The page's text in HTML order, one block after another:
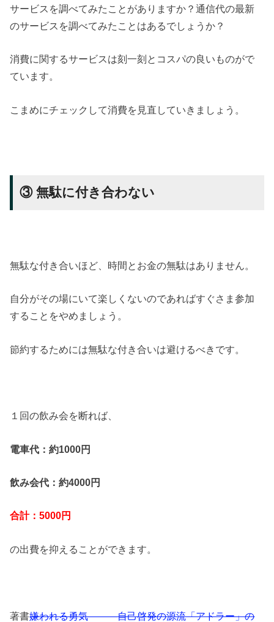
サービスを調べてみたことがありますか？通信代の最新
のサービスを調べてみたことはあるでしょうか？
消費に関するサービスは刻一刻とコスパの良いものがで
ています。
こまめにチェックして消費を見直していきましょう。
③ 無駄に付き合わない
無駄な付き合いほど、時間とお金の無駄はありません。
自分がその場にいて楽しくないのであればすぐさま参加
することをやめましょう。
節約するためには無駄な付き合いは避けるべきです。
１回の飲み会を断れば、
電車代：約1000円
飲み会代：約4000円
合計：5000円
の出費を抑えることができます。
著書嫌われる勇気―――自己啓発の源流「アドラー」の